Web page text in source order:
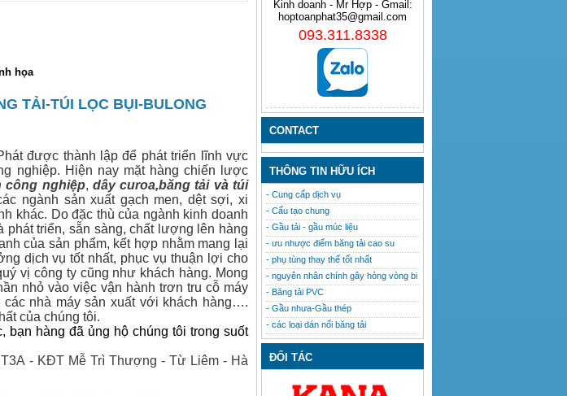
họa
TẢI-TÚI LỌC BỤI-BULONG
được thành lập để phát triển lĩnh vực
nghiệp. Hiện nay mặt hàng chiến lược
công nghiệp, dây curoa,băng tảivàtúi
ngành sản xuất gạch men, dệt sợi, xi
khác. Do đặc thù của ngành kinh doanh
phát triển, sẵn sàng, chất lượng lên hàng
của sản phẩm, kết hợp nhằm mang lại
dịch vụ tốt nhất, phục vụ thuận lợi cho
vị công ty cũng như khách hàng. Mong
nhỏ vào việc vận hành trơn tru cỗ máy
nhà máy sản xuất với khách hàng….
của chúng tôi.
bạn hàng đã ủng hộ chúng tôi trong suốt
- KĐT Mễ Trì Thượng - Từ Liêm - Hà
Kinh doanh - Mr Hợp - Gmail:
hoptoanphat35@gmail.com
093.311.8338
CONTACT
THÔNG TIN HỮU ÍCH
- Cung cấp dịch vụ
- Cấu tạo chung
- Gầu tải - gầu múc liệu
- ưu nhược điểm băng tải cao su
- phụ tùng thay thế tốt nhất
- nguyên nhân chính gây hỏng vòng bi
- Băng tải PVC
- Gầu nhưa-Gầu thép
- các loại dán nối băng tải
ĐỐI TÁC